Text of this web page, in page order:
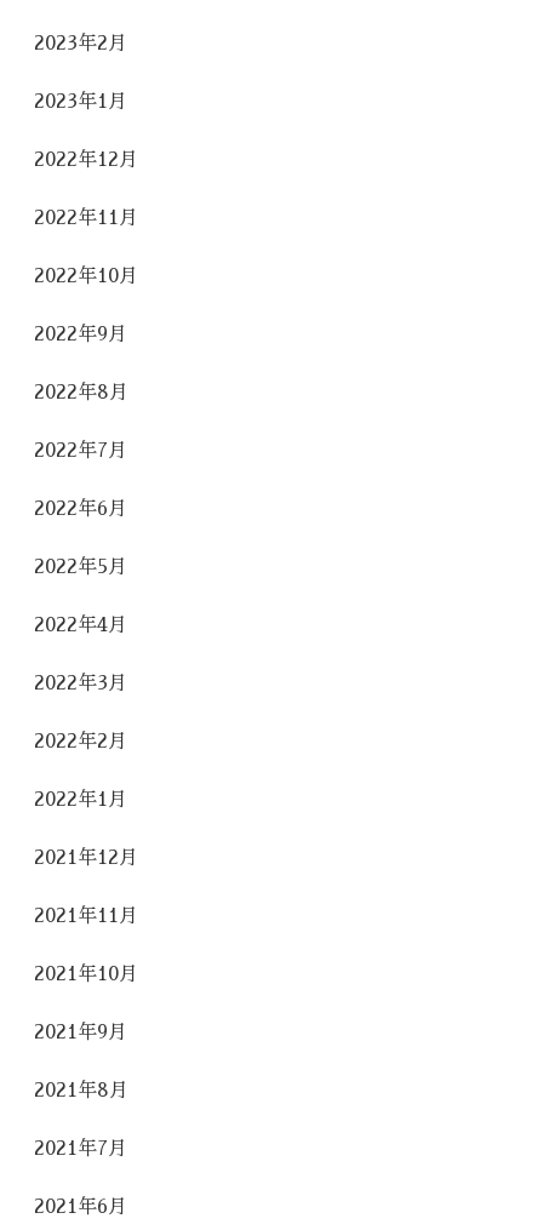
2023年2月
2023年1月
2022年12月
2022年11月
2022年10月
2022年9月
2022年8月
2022年7月
2022年6月
2022年5月
2022年4月
2022年3月
2022年2月
2022年1月
2021年12月
2021年11月
2021年10月
2021年9月
2021年8月
2021年7月
2021年6月